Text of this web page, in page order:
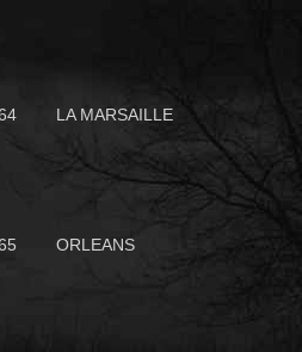
4 LA MARSAILLE
ORLEANS